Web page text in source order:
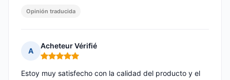
Opinión traducida
A
Acheteur Vérifié
Nota: 5 de 5
Estoy muy satisfecho con la calidad del producto y el